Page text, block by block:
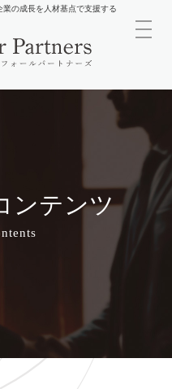
の成長を人材基点で支援する
ンテンツ